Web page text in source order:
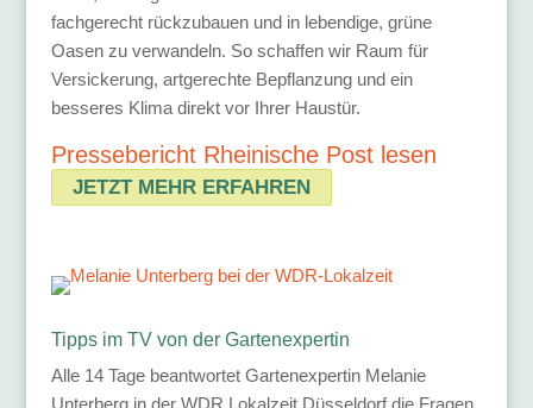
fachgerecht rückzubauen und in lebendige, grüne
Oasen zu verwandeln. So schaffen wir Raum für
Versickerung, artgerechte Bepflanzung und ein
besseres Klima direkt vor Ihrer Haustür.
Pressebericht Rheinische Post lesen
JETZT MEHR ERFAHREN
Tipps im TV von der Gartenexpertin
Alle 14 Tage beantwortet Gartenexpertin Melanie
Unterberg in der WDR Lokalzeit Düsseldorf die Fragen